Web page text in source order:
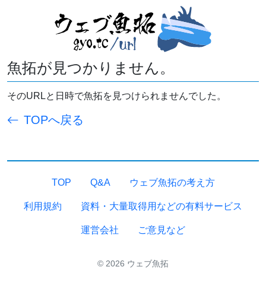
魚拓が見つかりません。
そのURLと日時で魚拓を見つけられませんでした。
TOPへ戻る
TOP Q&A ウェブ魚拓の考え方
利用規約 資料・大量取得用などの有料サービス
運営会社 ご意見など
© 2026 ウェブ魚拓